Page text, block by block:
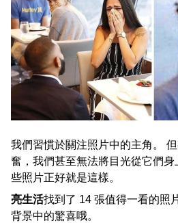
我們習慣於關注照片中的主角。
奮，我們甚至無法將目光從它們
些照片正好就是這樣。
亮生活找到了 14 張值得一看的照
背景中的驚喜哦。